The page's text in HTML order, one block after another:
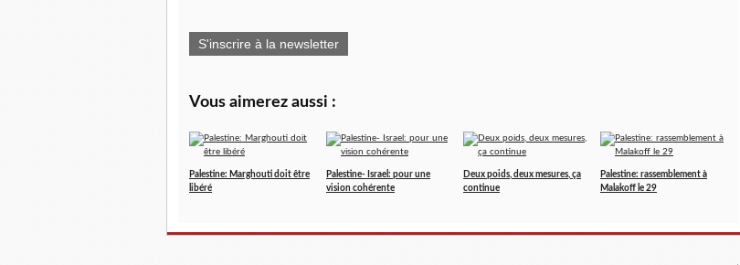
S'inscrire à la newsletter
Vous aimerez aussi :
Palestine: Marghouti doit être
libéré
Palestine- Israel: pour une
vision cohérente
Deux poids, deux mesures, ça
continue
Palestine: rassemblement à
Malakoff le 29